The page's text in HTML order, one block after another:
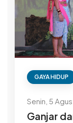
GAYA HIDUP
Senin, 5
Ganjar